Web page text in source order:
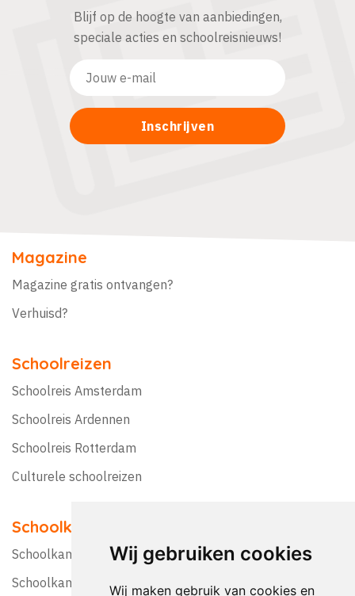
Wij gebruiken cookies
Wij maken gebruik van cookies en
Blijf op de hoogte van aanbiedingen,
speciale acties en schoolreisnieuws!
Magazine
Magazine gratis ontvangen?
Verhuisd?
Schoolreizen
Schoolreis Amsterdam
Schoolreis Ardennen
Schoolreis Rotterdam
Culturele schoolreizen
Schoolkampen
Schoolkamp Nederland
Schoolkamp België